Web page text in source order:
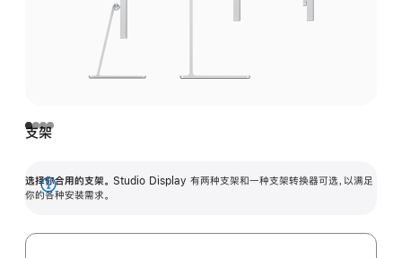
支架
选择你合用的支架。 Studio Display 有两种支架和一种支架转换器可选，以满足
你的各种安装需求。
展